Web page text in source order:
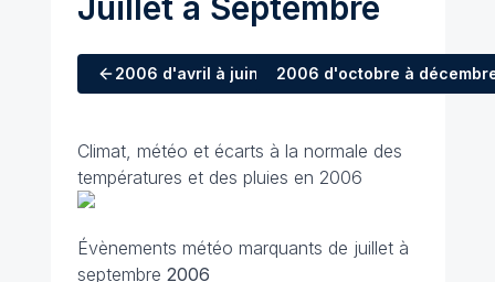
2006 d'avril à juin 2006 d'octobre à
Climat, météo et écarts à la normale des
températures et des pluies en 2006
Évènements météo marquants de juillet à
septembre 2006